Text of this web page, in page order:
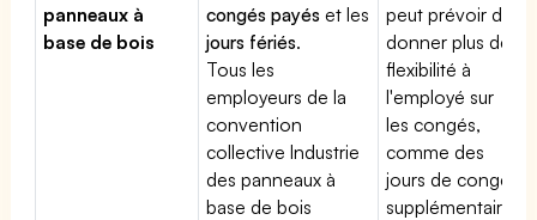
panneaux à
base de bois
congés payés et les
jours fériés.
Tous les
employeurs de la
convention
collective Industrie
des panneaux à
base de bois
peut prévoir de
donner plus de
flexibilité à
l'employé sur
les congés,
comme des
jours de congé
supplémentaires